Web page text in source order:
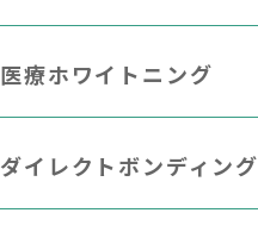
医療ホワイトニング
ダイレクトボンディング